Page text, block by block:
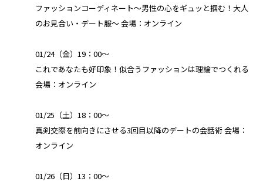
ファッションコーディネート～男性の心をギュッと掴む！大人
のお見合い・デート服～ 会場：オンライン
01/24（金）19：00～
これであなたも好印象！似合うファッションは理論でつくれる
会場：オンライン
01/25（土）18：00～
真剣交際を前向きにさせる3回目以降のデートの会話術 会場：
オンライン
01/26（日）13：00～